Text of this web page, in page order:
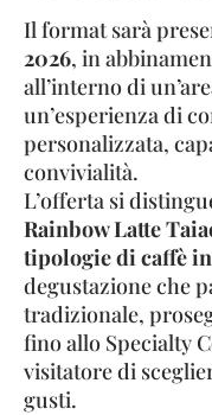
Il format sarà
2026, in
all’interno di
un’esperienza di
personalizzata,
convivialità.
L’offerta si
Rainbow Latte
tipologie di caffè
degustazione che
tradizionale,
fino allo Specialty
visitatore di
gusti.